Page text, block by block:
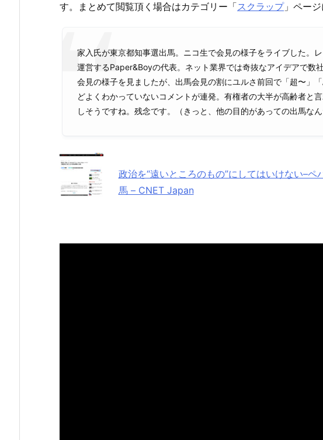
す。まとめて閲覧頂く場合はカテゴリー「スクラップ」ページ
家入氏が東京都知事選出馬。ニコ生で会見の様子をライブした。
運営するPaper&Boyの代表。ネット業界では奇抜なアイデアで数
会見の様子を見ましたが、出馬会見の割にユルさ前回で「超〜」
どよくわかっていないコメントが連発。有権者の大半が高齢者と
しそうですね。残念です。（きっと、他の目的があっての出馬なん
政治を“遠いところのもの”にしてはいけない–
馬 – CNET Japan